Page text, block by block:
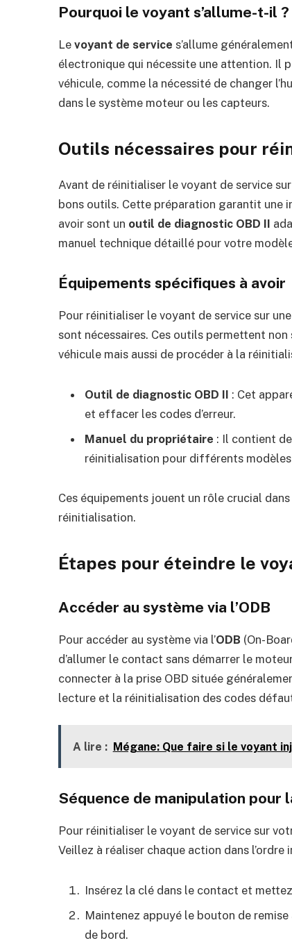
Pourquoi le voyant s’allume-t-il ?
Levoyant de service s’allume
électronique qui nécessite une attention. Il
véhicule, comme la nécessité de changer
dans le système moteur ou les capteurs.
Outils nécessaires pour
Avant de réinitialiser le voyant de service
bons outils. Cette préparation garantit une
avoir sont un outil de diagnostic OBD II
manuel technique détaillé pour votre
Équipements spécifiques à avoir
Pour réinitialiser le voyant de service sur
sont nécessaires. Ces outils permettent
véhicule mais aussi de procéder à la
Outil de diagnostic OBD II : Cet
et effacer les codes d’erreur.
Manuel du propriétaire : Il contient
réinitialisation pour différents modèles
Ces équipements jouent un rôle crucial
réinitialisation.
Étapes pour éteindre le
Accéder au système via l’ODB
Pour accéder au système via l’ODB (On-
d’allumer le contact sans démarrer le
connecter à la prise OBD située
lecture et la réinitialisation des codes
A lire : Mégane: Que faire si le voyant
Séquence de manipulation pour
Pour réinitialiser le voyant de service sur
Veillez à réaliser chaque action dans
Insérez la clé dans le contact et
Maintenez appuyé le bouton de
de bord.